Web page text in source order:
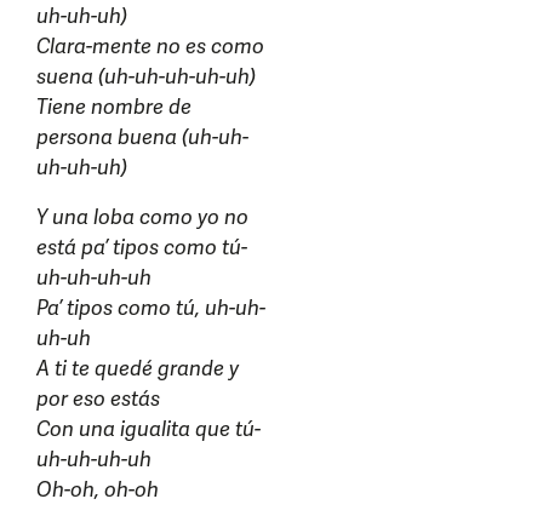
uh-uh-uh)
Clara-mente no es como
suena (uh-uh-uh-uh-uh)
Tiene nombre de
persona buena (uh-uh-
uh-uh-uh)
Y una loba como yo no
está pa’ tipos como tú-
uh-uh-uh-uh
Pa’ tipos como tú, uh-uh-
uh-uh
A ti te quedé grande y
por eso estás
Con una igualita que tú-
uh-uh-uh-uh
Oh-oh, oh-oh